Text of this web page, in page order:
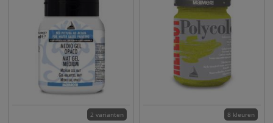
2 varianten 8 kleuren